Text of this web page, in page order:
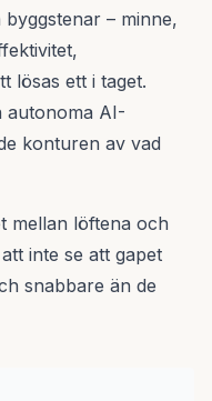
– minne,
lösas ett i taget.
autonoma AI-
konturen av vad
mellan löftena och
inte se att gapet
snabbare än de